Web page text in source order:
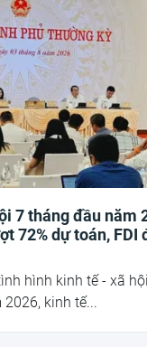
7 tháng đầu năm
72% dự toán, FDI
hình kinh tế - xã
kinh tế...